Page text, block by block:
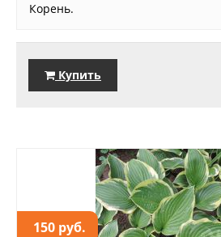
Корень.
Купить
150 руб.